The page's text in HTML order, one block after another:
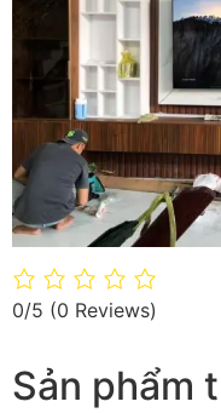
0/5 (0 Reviews)
Sản phẩm